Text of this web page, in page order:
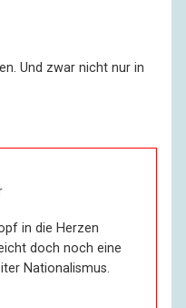
Und zwar nicht nur in
in die Herzen
doch noch eine
Nationalismus.